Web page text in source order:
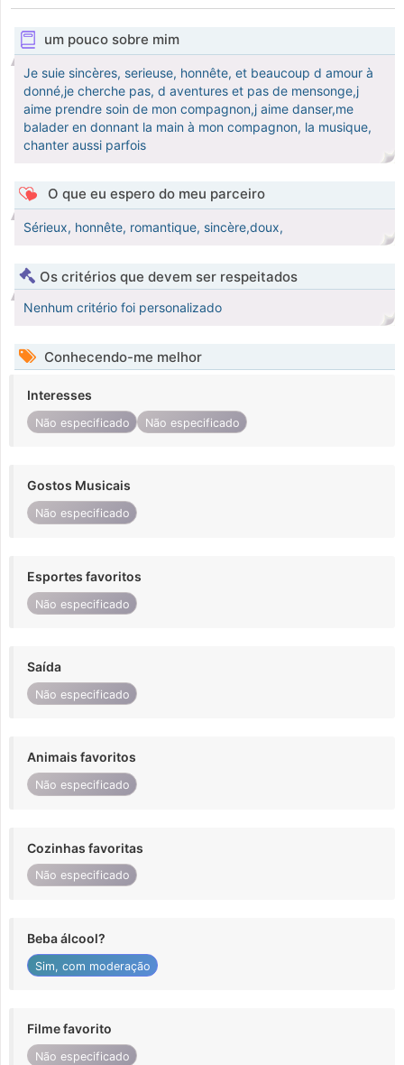
um pouco sobre mim
Je suie sincères, serieuse, honnête, et beaucoup d amour à
donné,je cherche pas, d aventures et pas de mensonge,j
aime prendre soin de mon compagnon,j aime danser,me
balader en donnant la main à mon compagnon, la musique,
chanter aussi parfois
O que eu espero do meu parceiro
Sérieux, honnête, romantique, sincère,doux,
Os critérios que devem ser respeitados
Nenhum critério foi personalizado
Conhecendo-me melhor
Interesses
Não especificado Não especificado
Gostos Musicais
Não especificado
Esportes favoritos
Não especificado
Saída
Não especificado
Animais favoritos
Não especificado
Cozinhas favoritas
Não especificado
Beba álcool?
Sim, com moderação
Filme favorito
Não especificado